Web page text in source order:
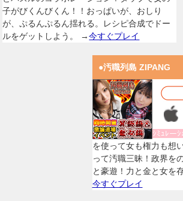
子がびくんびくん！！おっぱいが、おしり
が、ぷるんぷるん揺れる。レシピ合成でドー
ルをゲットしよう。 →今すぐプレイ
●汚職列島 ZIPANG
ｼﾐｭﾚーｼ
を使って女も権力も想
って汚職三昧！政界を
と豪遊！力と金と女を
今すぐプレイ